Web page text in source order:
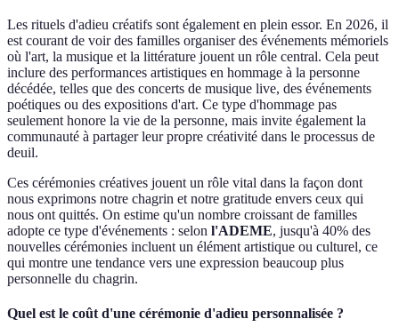
Les rituels d'adieu créatifs sont également en plein essor. En 2026, il
est courant de voir des familles organiser des événements mémoriels
où l'art, la musique et la littérature jouent un rôle central. Cela peut
inclure des performances artistiques en hommage à la personne
décédée, telles que des concerts de musique live, des événements
poétiques ou des expositions d'art. Ce type d'hommage pas
seulement honore la vie de la personne, mais invite également la
communauté à partager leur propre créativité dans le processus de
deuil.
Ces cérémonies créatives jouent un rôle vital dans la façon dont
nous exprimons notre chagrin et notre gratitude envers ceux qui
nous ont quittés. On estime qu'un nombre croissant de familles
adopte ce type d'événements : selon l'ADEME, jusqu'à 40% des
nouvelles cérémonies incluent un élément artistique ou culturel, ce
qui montre une tendance vers une expression beaucoup plus
personnelle du chagrin.
Quel est le coût d'une cérémonie d'adieu personnalisée ?